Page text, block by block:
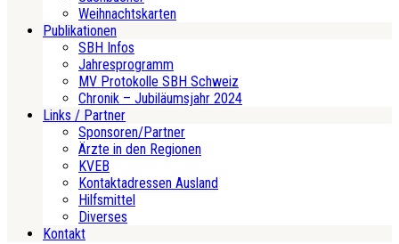
Weihnachtskarten
Publikationen
SBH Infos
Jahresprogramm
MV Protokolle SBH Schweiz
Chronik – Jubiläumsjahr 2024
Links / Partner
Sponsoren/Partner
Ärzte in den Regionen
KVEB
Kontaktadressen Ausland
Hilfsmittel
Diverses
Kontakt